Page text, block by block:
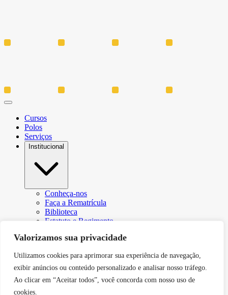
Valorizamos sua privacidade
Utilizamos cookies para aprimorar sua experiência de navegação,
exibir anúncios ou conteúdo personalizado e analisar nosso tráfego.
Ao clicar em “Aceitar todos”, você concorda com nosso uso de
cookies.
Cursos
Polos
Serviços
Institucional
Conheça-nos
Faça a Rematrícula
Biblioteca
Estatuto e Regimento
Resoluções e Portarias
Egressos
CPA – Comissão Própria de Avaliação
Núcleo de Prática Jurídica
Revistas